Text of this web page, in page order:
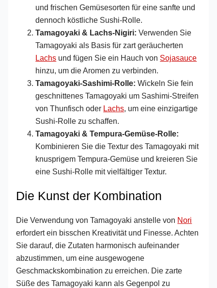
und frischen Gemüsesorten für eine sanfte und
dennoch köstliche Sushi-Rolle.
Tamagoyaki & Lachs-Nigiri: Verwenden Sie
Tamagoyaki als Basis für zart geräucherten
Lachs und fügen Sie ein Hauch von Sojasauce
hinzu, um die Aromen zu verbinden.
Tamagoyaki-Sashimi-Rolle: Wickeln Sie fein
geschnittenes Tamagoyaki um Sashimi-Streifen
von Thunfisch oder Lachs, um eine einzigartige
Sushi-Rolle zu schaffen.
Tamagoyaki & Tempura-Gemüse-Rolle:
Kombinieren Sie die Textur des Tamagoyaki mit
knusprigem Tempura-Gemüse und kreieren Sie
eine Sushi-Rolle mit vielfältiger Textur.
Die Kunst der Kombination
Die Verwendung von Tamagoyaki anstelle von Nori
erfordert ein bisschen Kreativität und Finesse. Achten
Sie darauf, die Zutaten harmonisch aufeinander
abzustimmen, um eine ausgewogene
Geschmackskombination zu erreichen. Die zarte
Süße des Tamagoyaki kann als Gegenpol zu